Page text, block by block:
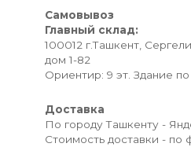
Самовывоз
Главный склад:
100012 г.Ташкент,
дом 1-82
Ориентир: 9 эт. Здание
Доставка
По городу Ташкенту -
Стоимость доставки - по